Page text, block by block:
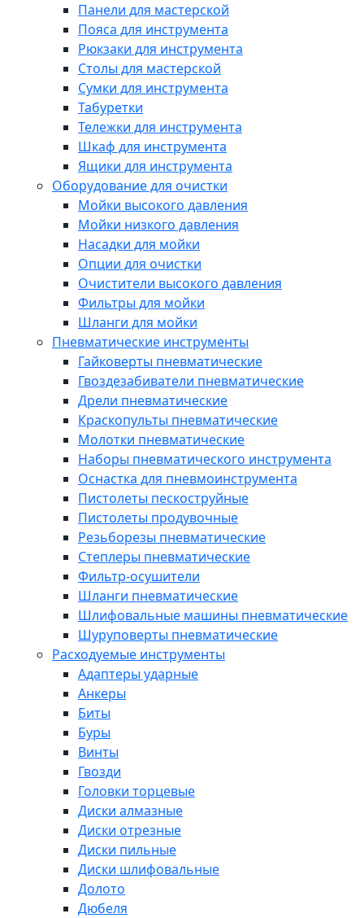
Панели для мастерской
Пояса для инструмента
Рюкзаки для инструмента
Столы для мастерской
Сумки для инструмента
Табуретки
Тележки для инструмента
Шкаф для инструмента
Ящики для инструмента
Оборудование для очистки
Мойки высокого давления
Мойки низкого давления
Насадки для мойки
Опции для очистки
Очистители высокого давления
Фильтры для мойки
Шланги для мойки
Пневматические инструменты
Гайковерты пневматические
Гвоздезабиватели пневматические
Дрели пневматические
Краскопульты пневматические
Молотки пневматические
Наборы пневматического инструмента
Оснастка для пневмоинструмента
Пистолеты пескоструйные
Пистолеты продувочные
Резьборезы пневматические
Степлеры пневматические
Фильтр-осушители
Шланги пневматические
Шлифовальные машины пневматические
Шуруповерты пневматические
Расходуемые инструменты
Адаптеры ударные
Анкеры
Биты
Буры
Винты
Гвозди
Головки торцевые
Диски алмазные
Диски отрезные
Диски пильные
Диски шлифовальные
Долото
Дюбеля